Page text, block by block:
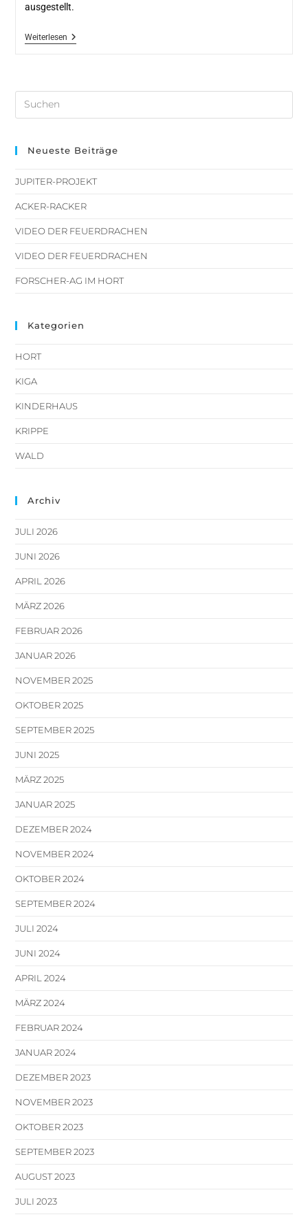
ausgestellt.
Weiterlesen
Neueste Beiträge
JUPITER-PROJEKT
ACKER-RACKER
VIDEO DER FEUERDRACHEN
VIDEO DER FEUERDRACHEN
FORSCHER-AG IM HORT
Kategorien
HORT
KIGA
KINDERHAUS
KRIPPE
WALD
Archiv
JULI 2026
JUNI 2026
APRIL 2026
MÄRZ 2026
FEBRUAR 2026
JANUAR 2026
NOVEMBER 2025
OKTOBER 2025
SEPTEMBER 2025
JUNI 2025
MÄRZ 2025
JANUAR 2025
DEZEMBER 2024
NOVEMBER 2024
OKTOBER 2024
SEPTEMBER 2024
JULI 2024
JUNI 2024
APRIL 2024
MÄRZ 2024
FEBRUAR 2024
JANUAR 2024
DEZEMBER 2023
NOVEMBER 2023
OKTOBER 2023
SEPTEMBER 2023
AUGUST 2023
JULI 2023